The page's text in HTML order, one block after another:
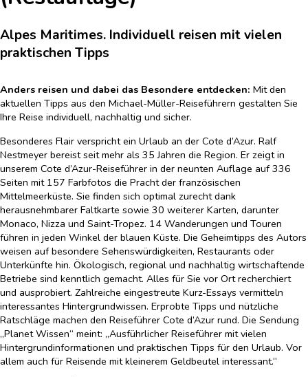
Alpes Maritimes. Individuell reisen mit vielen
praktischen Tipps
Anders reisen und dabei das Besondere entdecken: Mit den
aktuellen Tipps aus den Michael-Müller-Reiseführern gestalten Sie
Ihre Reise individuell, nachhaltig und sicher.
Besonderes Flair verspricht ein Urlaub an der Cote d’Azur. Ralf
Nestmeyer bereist seit mehr als 35 Jahren die Region. Er zeigt in
unserem Cote d’Azur-Reiseführer in der neunten Auflage auf 336
Seiten mit 157 Farbfotos die Pracht der französischen
Mittelmeerküste. Sie finden sich optimal zurecht dank
herausnehmbarer Faltkarte sowie 30 weiterer Karten, darunter
Monaco, Nizza und Saint-Tropez. 14 Wanderungen und Touren
führen in jeden Winkel der blauen Küste. Die Geheimtipps des Autors
weisen auf besondere Sehenswürdigkeiten, Restaurants oder
Unterkünfte hin. Ökologisch, regional und nachhaltig wirtschaftende
Betriebe sind kenntlich gemacht. Alles für Sie vor Ort recherchiert
und ausprobiert. Zahlreiche eingestreute Kurz-Essays vermitteln
interessantes Hintergrundwissen. Erprobte Tipps und nützliche
Ratschläge machen den Reiseführer Cote d’Azur rund. Die Sendung
„Planet Wissen“ meint: „Ausführlicher Reiseführer mit vielen
Hintergrundinformationen und praktischen Tipps für den Urlaub. Vor
allem auch für Reisende mit kleinerem Geldbeutel interessant.“